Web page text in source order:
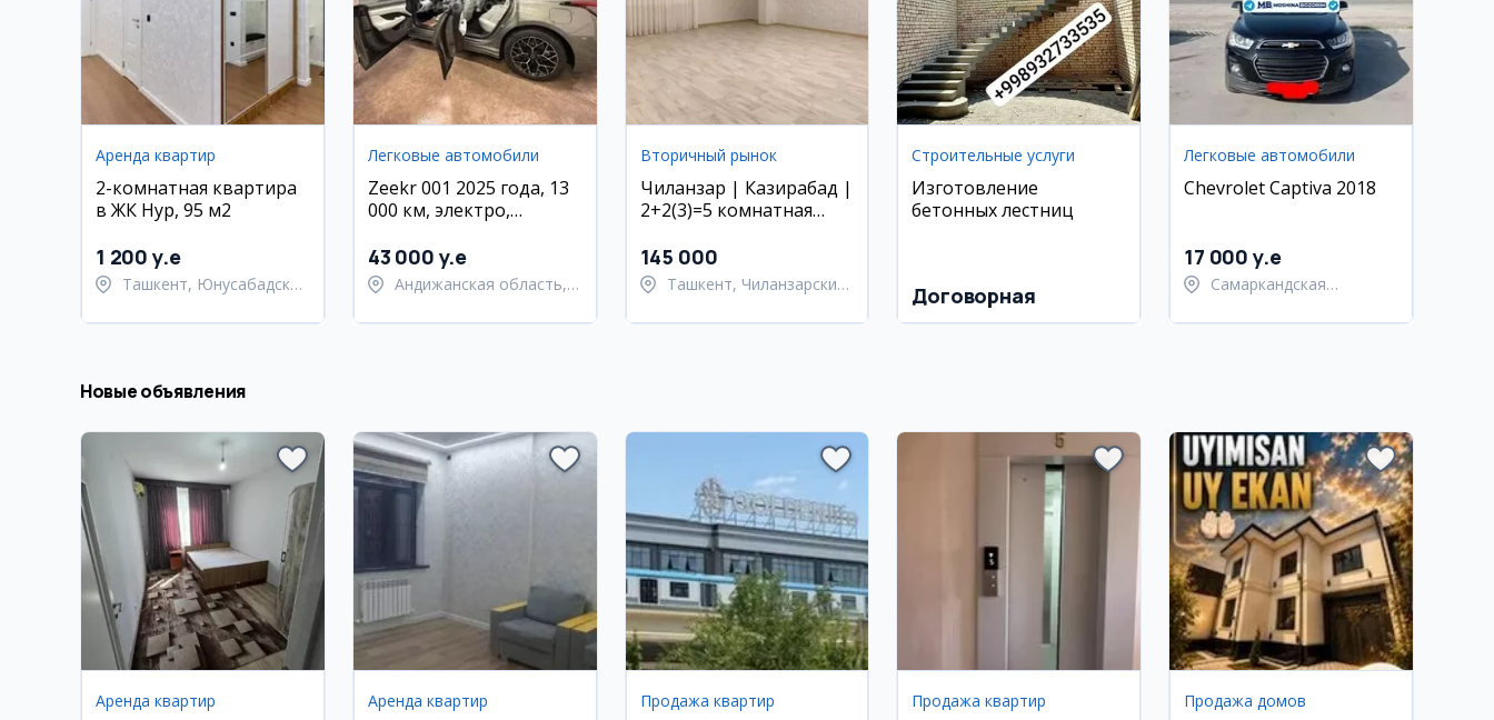
Аренда квартир
2-комнатная квартира
в ЖК Нур, 95 м2
1 200 y.e
Ташкент, Юнусабадский
Легковые автомобили
Zeekr 001 2025 года, 13
000 км, электро,
43 000 y.e
Андижанская область,
Вторичный рынок
Чиланзар | Казирабад |
2+2(3)=5 комнатная
145 000
Ташкент, Чиланзарский
Строительные услуги
Изготовление
бетонных лестниц
Договорная
Легковые автомобили
Chevrolet Captiva 2018
17 000 y.e
Самаркандская
Самаркандский район
Новые объявления
Аренда квартир Аренда квартир Продажа квартир Продажа квартир Продажа домов